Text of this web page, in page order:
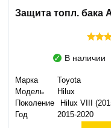
Защита топл. бака
В наличии
Марка
Toyota
Модель
Hilux
Поколение
Hilux VIII
Год
2015-2020